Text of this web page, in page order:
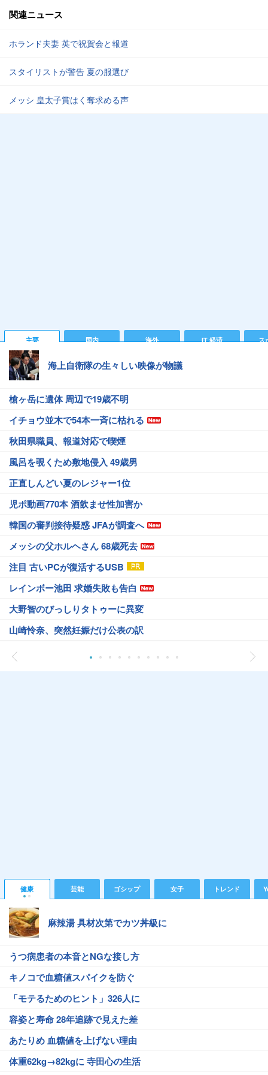
関連ニュース
ホランド夫妻 英で祝賀会と報道
スタイリストが警告 夏の服選び
メッシ 皇太子賞はく奪求める声
主要 国内 海外 IT 経済 ス
海上自衛隊の生々しい映像が物議
槍ヶ岳に遺体 周辺で19歳不明
イチョウ並木で54本一斉に枯れる
秋田県職員、報道対応で喫煙
風呂を覗くため敷地侵入 49歳男
正直しんどい夏のレジャー1位
児ポ動画770本 酒飲ませ性加害か
韓国の審判接待疑惑 JFAが調査へ
メッシの父ホルヘさん 68歳死去
注目 古いPCが復活するUSB
レインボー池田 求婚失敗も告白
大野智のびっしりタトゥーに異変
山崎怜奈、突然妊娠だけ公表の訳
健康 芸能 ゴシップ 女子 トレンド
麻辣湯 具材次第でカツ丼級に
うつ病患者の本音とNGな接し方
キノコで血糖値スパイクを防ぐ
「モテるためのヒント」326人に
容姿と寿命 28年追跡で見えた差
あたりめ 血糖値を上げない理由
体重62kg→82kgに 寺田心の生活